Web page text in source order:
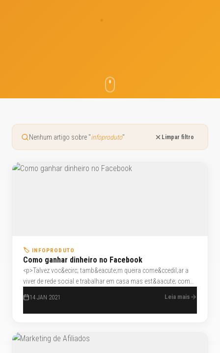
Nenhum artigo sobre "infoproduto" Limpar filtro
🏷️ INFOPRODUTO
Como ganhar dinheiro no Facebook
<p>Talvez voc&ecirc; tamb&eacute;m queira come&ccedil;ar a
viver de rede social e trabalhar em casa mas est&aacute; com
medo, voc&ecirc; talvez pense que esta vontade n&atilde;o vai
proporcionar a voc&ecirc; viver de forma digna
economicamente falando, mas eu te digo: quando voc&ecirc;
&eacute; uma lei natural, funciona, acredite ou n&atilde;o.</p>
14 JAN 2021 Leia mais